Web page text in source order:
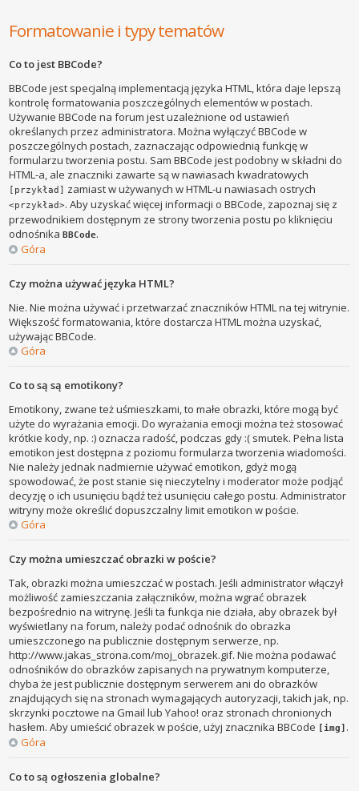
Formatowanie i typy tematów
Co to jest BBCode?
BBCode jest specjalną implementacją języka HTML, która daje lepszą
kontrolę formatowania poszczególnych elementów w postach.
Używanie BBCode na forum jest uzależnione od ustawień
określanych przez administratora. Można wyłączyć BBCode w
poszczególnych postach, zaznaczając odpowiednią funkcję w
formularzu tworzenia postu. Sam BBCode jest podobny w składni do
HTML-a, ale znaczniki zawarte są w nawiasach kwadratowych
[przykład] zamiast w używanych w HTML-u nawiasach ostrych
<przykład>. Aby uzyskać więcej informacji o BBCode, zapoznaj się z
przewodnikiem dostępnym ze strony tworzenia postu po kliknięciu
odnośnikaBBCode.
Góra
Czy można używać języka HTML?
Nie. Nie można używać i przetwarzać znaczników HTML na tej witrynie.
Większość formatowania, które dostarcza HTML można uzyskać,
używając BBCode.
Góra
Co to są są emotikony?
Emotikony, zwane też uśmieszkami, to małe obrazki, które mogą być
użyte do wyrażania emocji. Do wyrażania emocji można też stosować
krótkie kody, np. :) oznacza radość, podczas gdy :( smutek. Pełna lista
emotikon jest dostępna z poziomu formularza tworzenia wiadomości.
Nie należy jednak nadmiernie używać emotikon, gdyż mogą
spowodować, że post stanie się nieczytelny i moderator może podjąć
decyzję o ich usunięciu bądź też usunięciu całego postu. Administrator
witryny może określić dopuszczalny limit emotikon w poście.
Góra
Czy można umieszczać obrazki w poście?
Tak, obrazki można umieszczać w postach. Jeśli administrator włączył
możliwość zamieszczania załączników, można wgrać obrazek
bezpośrednio na witrynę. Jeśli ta funkcja nie działa, aby obrazek był
wyświetlany na forum, należy podać odnośnik do obrazka
umieszczonego na publicznie dostępnym serwerze, np.
http://www.jakas_strona.com/moj_obrazek.gif. Nie można podawać
odnośników do obrazków zapisanych na prywatnym komputerze,
chyba że jest publicznie dostępnym serwerem ani do obrazków
znajdujących się na stronach wymagających autoryzacji, takich jak, np.
skrzynki pocztowe na Gmail lub Yahoo! oraz stronach chronionych
hasłem. Aby umieścić obrazek w poście, użyj znacznika BBCode [img] .
Góra
Co to są ogłoszenia globalne?